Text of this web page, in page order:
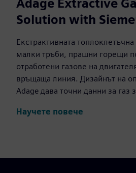
Adage Extractive
Solution with
Екстрактивната
малки тръби, прашни горещи
отработени газове на
връщаща линия. Дизайнът на
Adage дава точни данни за газ
Научете повече